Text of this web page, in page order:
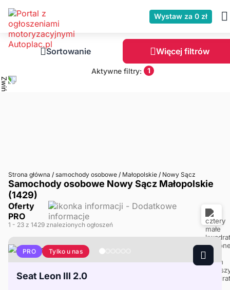
Wystaw za 0 zł
Sortowanie Więcej filtrów
Aktywne filtry: 1
Strona główna / samochody osobowe / Małopolskie / Nowy Sącz
Samochody osobowe Nowy Sącz Małopolskie
(1429)
Oferty
PRO
1 - 23 z 1429 znalezionych ogłoszeń
PRO Tylko u nas
Seat Leon III 2.0